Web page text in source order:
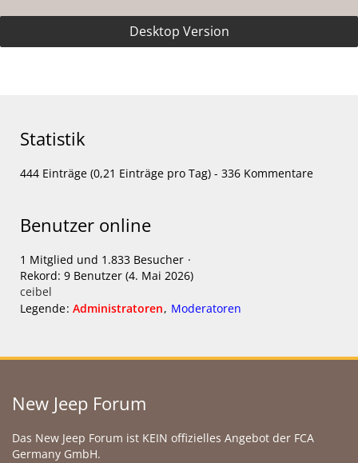
Desktop Version
Statistik
444 Einträge (0,21 Einträge pro Tag) - 336 Kommentare
Benutzer online
1 Mitglied und 1.833 Besucher
Rekord: 9 Benutzer (4. Mai 2026)
ceibel
Legende Administratoren Moderatoren
New Jeep Forum
Das New Jeep Forum ist KEIN offizielles Angebot der FCA
Germany GmbH.